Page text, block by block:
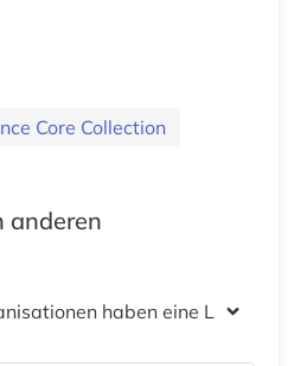
Core Collection
anderen
haben eine Lizenz